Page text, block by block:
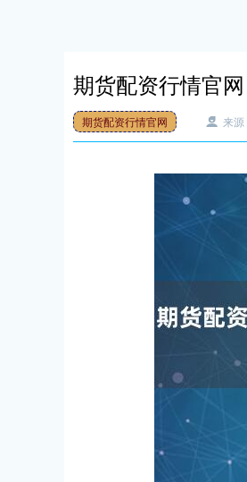
期货配资行情官
期货配资行情官网 来源